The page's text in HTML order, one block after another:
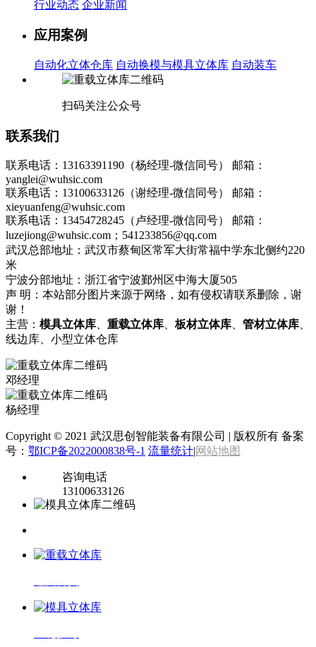
行业动态 企业新闻
应用案例
自动化立体仓库 自动换模与模具立体库 自动装车
扫码关注公众号
联系我们
联系电话：13163391190（杨经理-微信同号） 邮箱：
yanglei@wuhsic.com
联系电话：13100633126（谢经理-微信同号） 邮箱：
xieyuanfeng@wuhsic.com
联系电话：13454728245（卢经理-微信同号） 邮箱：
luzejiong@wuhsic.com；541233856@qq.com
武汉总部地址：武汉市蔡甸区常军大街常福中学东北侧约220
米
宁波分部地址：浙江省宁波鄞州区中海大厦505
声 明：本站部分图片来源于网络，如有侵权请联系删除，谢
谢！
主营： 模具立体库 重载立体库 板材立体库 管材立体库
线边库、小型立体仓库
邓经理
杨经理
Copyright © 2021 武汉思创智能装备有限公司 | 版权所有 备案
号： 鄂ICP备2022000838号-1 流量统计|网站地图
咨询电话
13100633126